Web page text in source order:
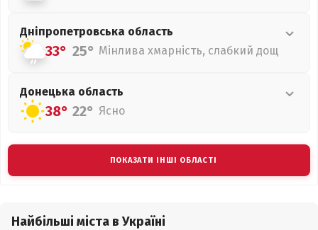
Дніпропетровська область
33° 25° Мінлива хмарність, слабкий дощ
Донецька область
38° 22° Ясно
ПОКАЗАТИ ІНШІ ОБЛАСТІ
Найбільші міста в Україні